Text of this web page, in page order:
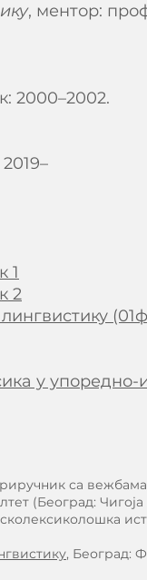
, ментор:
2000–2002.
1
2
у упоредно-
са
(Београд: Чигоја
, Београд: